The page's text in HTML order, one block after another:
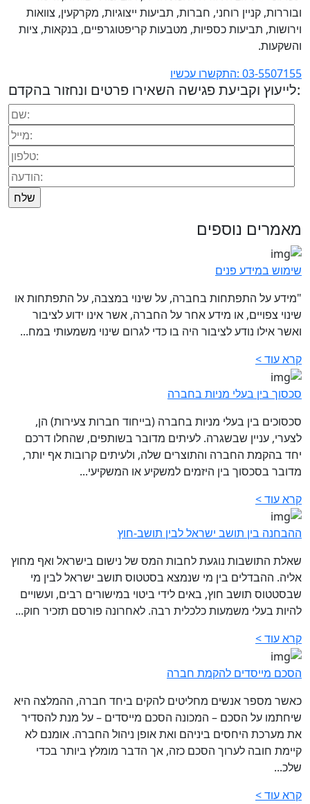
ובוררות, קניין רוחני, חברות, תביעות ייצוגיות, מקרקעין, צוואות
וירושות, תביעות כספיות, מטבעות קריפטוגרפיים, בנקאות, ציות
והשקעות.
03-5507155 :התקשרו עכשיו
לייעוץ וקביעת פגישה השאירו פרטים ונחזור בהקדם:
מאמרים נוספים
שימוש במידע פנים
"מידע על התפתחות בחברה, על שינוי במצבה, על התפתחות או
שינוי צפויים, או מידע אחר על החברה, אשר אינו ידוע לציבור
ואשר אילו נודע לציבור היה בו כדי לגרום שינוי משמעותי במח...
קרא עוד >
סכסוך בין בעלי מניות בחברה
סכסוכים בין בעלי מניות בחברה (בייחוד חברות צעירות) הן,
לצערי, עניין שבשגרה. לעיתים מדובר בשותפים, שהחלו דרכם
יחד בהקמת החברה והתוצרים שלה, ולעיתים קרובות אף יותר,
מדובר בסכסוך בין היזמים למשקיע או המשקיעי...
קרא עוד >
ההבחנה בין תושב ישראל לבין תושב-חוץ
שאלת התושבות נוגעת לחבות המס של נישום בישראל ואף מחוץ
אליה. ההבדלים בין מי שנמצא בסטטוס תושב ישראל לבין מי
שבסטטוס תושב חוץ, באים לידי ביטוי במישורים רבים, ועשויים
להיות בעלי משמעות כלכלית רבה. לאחרונה פורסם תזכיר חוק...
קרא עוד >
הסכם מייסדים להקמת חברה
כאשר מספר אנשים מחליטים להקים ביחד חברה, ההמלצה היא
שיחתמו על הסכם – המכונה הסכם מייסדים – על מנת להסדיר
את מערכת היחסים ביניהם ואת אופן ניהול החברה. אומנם לא
קיימת חובה לערוך הסכם כזה, אך הדבר מומלץ ביותר בכדי
שלכ...
קרא עוד >